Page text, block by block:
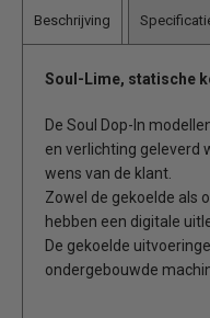
Beschrijving
Soul-Lime, statische
De Soul Dop-In
en verlichting geleverd
wens van de klant.
Zowel de gekoelde als
hebben een digitale
De gekoelde
ondergebouwde